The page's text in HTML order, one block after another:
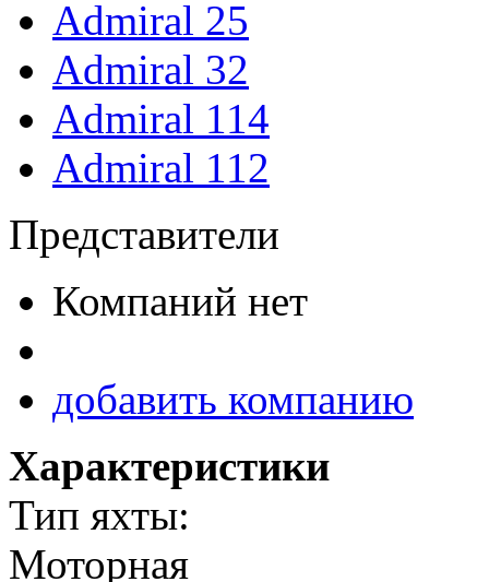
Admiral 25
Admiral 32
Admiral 114
Admiral 112
Представители
Компаний нет
добавить компанию
Характеристики
Тип яхты:
Моторная